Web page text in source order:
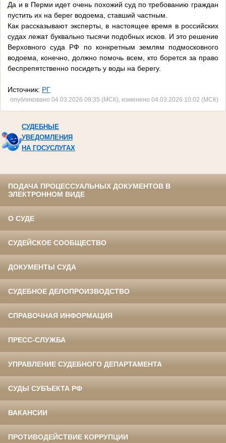
Да и в Перми идет очень похожий суд по требованию граждан
пустить их на берег водоема, ставший частным.
Как рассказывают эксперты, в настоящее время в российских
судах лежат буквально тысячи подобных исков. И это решение
Верховного суда РФ по конкретным землям подмосковного
водоема, конечно, должно помочь всем, кто борется за право
беспрепятственно посидеть у воды на берегу.
Источник: РГ
опубликовано 04.03.2026 09:35 (МСК), изменено 04.03.2026 10:02 (МСК)
СУДЕБНЫЕ
УВЕДОМЛЕНИЯ
НА ГОСУСЛУГАХ
ПОДАЧА ПРОЦЕССУАЛЬНЫХ ДОКУМЕНТОВ В
ЭЛЕКТРОННОМ ВИДЕ
О СУДЕ
СУДЕЙСКОЕ СООБЩЕСТВО
ДОКУМЕНТЫ СУДА
СУДЕБНОЕ ДЕЛОПРОИЗВОДСТВО
СПРАВОЧНАЯ ИНФОРМАЦИЯ
ПРЕСС-СЛУЖБА
УПРАВЛЕНИЕ СУДЕБНОГО ДЕПАРТАМЕНТА
СУДЫ СУБЪЕКТА РФ
ВАКАНСИИ
ПРОТИВОДЕЙСТВИЕ КОРРУПЦИИ